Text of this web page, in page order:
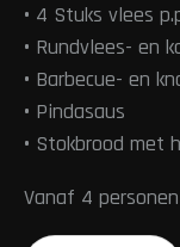
• 4 Stuks vlees
• Rundvlees- en
• Barbecue- en
• Pindasaus
• Stokbrood met
Vanaf 4